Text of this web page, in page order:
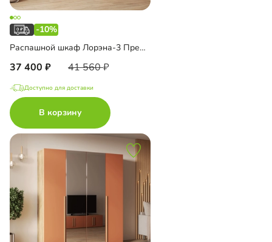
-10%
Распашной шкаф Лорэна-3 Премиум Эко с зеркалом
37 400 41 560
Доступно для доставки
В корзину